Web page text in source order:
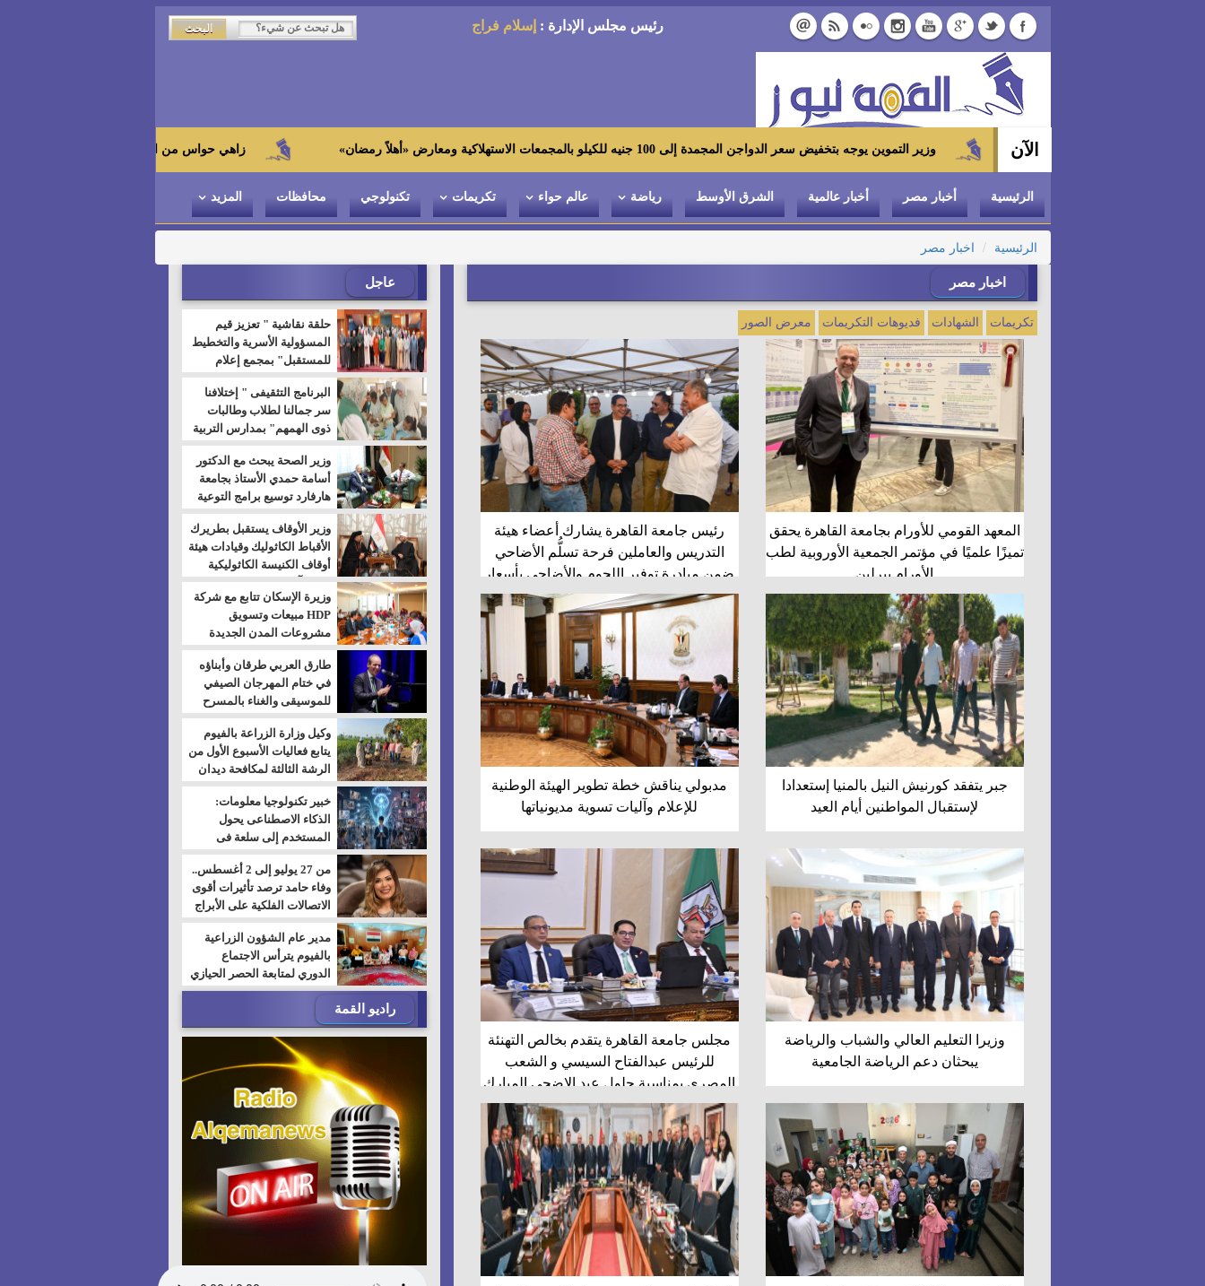
رئيس مجلس الإدارة : إسلام فراج
الآن زاهي حواس من الجامعة اليابانية : "توت عنخ آمون" هو بطل وزير التموين يوجه بتخفيض سعر الدواجن المجمدة إلى 100 جنيه للكيلو بالمجمعات الاستهلاكية ومعارض «أهلاً رمضان»
الرئيسية أخبار مصر أخبار عالمية الشرق الأوسط رياضة عالم حواء تكريمات تكنولوجي محافظات المزيد
الرئيسية اخبار مصر
اخبار مصر
تكريمات الشهادات فديوهات التكريمات معرض الصور
المعهد القومي للأورام بجامعة القاهرة يحقق
تميزًا علميًا في مؤتمر الجمعية الأوروبية لطب
الأورام ببرلين
رئيس جامعة القاهرة يشارك أعضاء هيئة
التدريس والعاملين فرحة تسلُّم الأضاحي
ضمن مبادرة توفير اللحوم والأضاحي بأسعار
مناسبة
جبر يتفقد كورنيش النيل بالمنيا إستعدادا
لإستقبال المواطنين أيام العيد
مدبولي يناقش خطة تطوير الهيئة الوطنية
للإعلام وآليات تسوية مديونياتها
وزيرا التعليم العالي والشباب والرياضة
يبحثان دعم الرياضة الجامعية
مجلس جامعة القاهرة يتقدم بخالص التهنئة
للرئيس عبدالفتاح السيسي و الشعب
المصري بمناسبة حلول عيد الاضحى المبارك
عاجل
حلقة نقاشية " تعزيز قيم
المسؤولية الأسرية والتخطيط
للمستقبل" بمجمع إعلام
السويس
البرنامج التثقيفى " إختلافنا
سر جمالنا لطلاب وطالبات
ذوى الهمهم" بمدارس التربية
الخاصة بالسويس
وزير الصحة يبحث مع الدكتور
أسامة حمدي الأستاذ بجامعة
هارفارد توسيع برامج التوعية
بمرض السكري
وزير الأوقاف يستقبل بطريرك
الأقباط الكاثوليك وقيادات هيئة
أوقاف الكنيسة الكاثوليكية
لبحث آفاق التعاون المشترك
وزيرة الإسكان تتابع مع شركة
HDP مبيعات وتسويق
مشروعات المدن الجديدة
طارق العربي طرقان وأبناؤه
في ختام المهرجان الصيفي
للموسيقى والغناء بالمسرح
المكشوف
وكيل وزارة الزراعة بالفيوم
يتابع فعاليات الأسبوع الأول من
الرشة الثالثة لمكافحة ديدان
اللوز للقطن
خبير تكنولوجيا معلومات:
الذكاء الاصطناعى يحول
المستخدم إلى سلعة فى
اقتصاد الانتباه
من 27 يوليو إلى 2 أغسطس..
وفاء حامد ترصد تأثيرات أقوى
الاتصالات الفلكية على الأبراج
مدير عام الشؤون الزراعية
بالفيوم يترأس الاجتماع
الدوري لمتابعة الحصر الحيازي
الجديدة
راديو القمة